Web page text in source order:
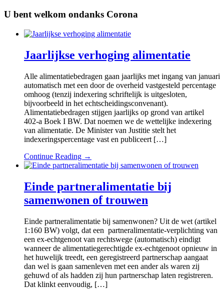
U bent welkom ondanks Corona
Jaarlijkse verhoging alimentatie
Alle alimentatiebedragen gaan jaarlijks met ingang van januari
automatisch met een door de overheid vastgesteld percentage
omhoog (tenzij indexering schriftelijk is uitgesloten,
bijvoorbeeld in het echtscheidingsconvenant).
Alimentatiebedragen stijgen jaarlijks op grond van artikel
402-a Boek I BW. Dat noemen we de wettelijke indexering
van alimentatie. De Minister van Justitie stelt het
indexeringspercentage vast en publiceert […]
Continue Reading →
Einde partneralimentatie bij
samenwonen of trouwen
Einde partneralimentatie bij samenwonen? Uit de wet (artikel
1:160 BW) volgt, dat een partneralimentatie-verplichting van
een ex-echtgenoot van rechtswege (automatisch) eindigt
wanneer de alimentatiegerechtigde ex-echtgenoot opnieuw in
het huwelijk treedt, een geregistreerd partnerschap aangaat
dan wel is gaan samenleven met een ander als waren zij
gehuwd of als hadden zij hun partnerschap laten registreren.
Dat klinkt eenvoudig, […]